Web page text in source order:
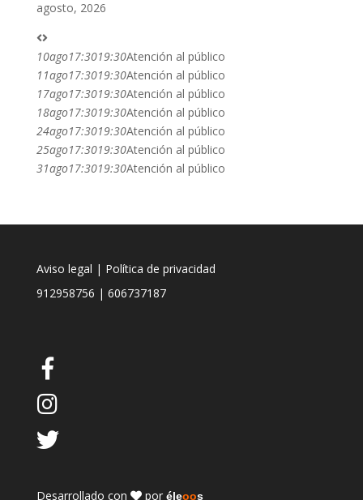
agosto, 2026
10ago17:3019:30Atención al público
11ago17:3019:30Atención al público
17ago17:3019:30Atención al público
18ago17:3019:30Atención al público
24ago17:3019:30Atención al público
25ago17:3019:30Atención al público
31ago17:3019:30Atención al público
Aviso legal | Política de privacidad
912958756 | 606737187
Desarrollado con por éleoos